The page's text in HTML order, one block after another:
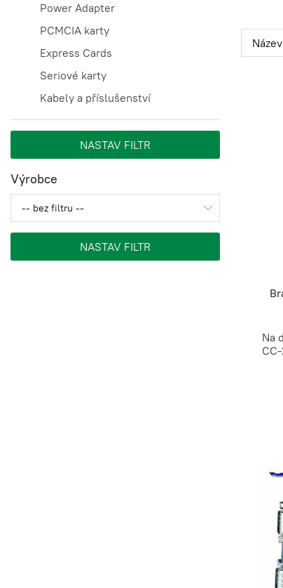
Power Adapter
PCMCIA karty
Express Cards
Seriové karty
Kabely a příslušenství
Výrobce
Na